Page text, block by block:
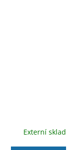
Externí sklad